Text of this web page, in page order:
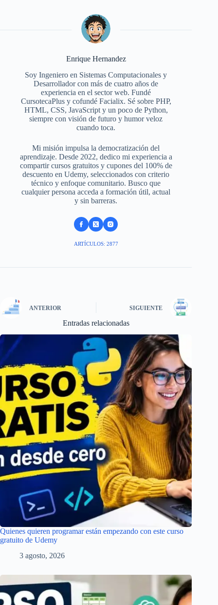
Enrique Hernandez
Soy Ingeniero en Sistemas Computacionales y
Desarrollador con más de cuatro años de
experiencia en el sector web. Fundé
CursotecaPlus y cofundé Facialix. Sé sobre PHP,
HTML, CSS, JavaScript y un poco de Python,
siempre con visión de futuro y humor veloz
cuando toca.
Mi misión impulsa la democratización del
aprendizaje. Desde 2022, dedico mi experiencia a
compartir cursos gratuitos y cupones del 100% de
descuento en Udemy, seleccionados con criterio
técnico y enfoque comunitario. Busco que
cualquier persona acceda a formación útil, actual
y sin barreras.
ARTÍCULOS: 2877
ANTERIOR SIGUIENTE
Entradas relacionadas
Quienes quieren programar están empezando con este curso
gratuito de Udemy
3 agosto, 2026